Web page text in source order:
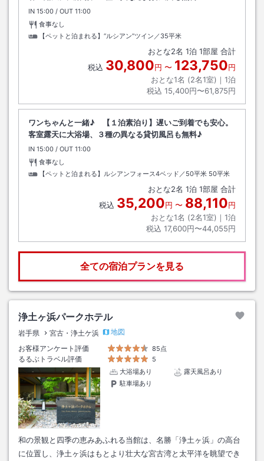
IN チェックイン
15:00 / OUT チェックアウト
11:00
食事なし
【ペットと泊まれる】“ルシアン”ツイン／35平米
おとな2名 1泊 1部屋 合計
税込 30,800円 〜 123,750円
おとな1名 (2名1室)｜ 1泊
税込 15,400円〜61,875円
ワンちゃんと一緒♪ 【１泊素泊り】遅いご到着でも安心。
客室露天に大浴場、３種の異なる貸切風呂も無料♪
IN チェックイン
15:00 / OUT チェックアウト
11:00
食事なし
【ペットと泊まれる】ルシアンフォース4ベッド／50平米 50平米
おとな2名 1泊 1部屋 合計
税込 35,200円 〜 88,110円
おとな1名 (2名1室)｜ 1泊
税込 17,600円〜44,055円
全ての宿泊プランを見る
浄土ヶ浜パークホテル
岩手県 宮古・浄土ケ浜
地図
お客様アンケート評価
85点
るるぶトラベル評価
5
大浴場あり
露天風呂あり
駐車場あり
和の景観と四季の恵みあふれる当館は、名勝「浄土ヶ浜」の高台
に位置し、浄土ヶ浜はもとより壮大な宮古湾と太平洋を眺望でき